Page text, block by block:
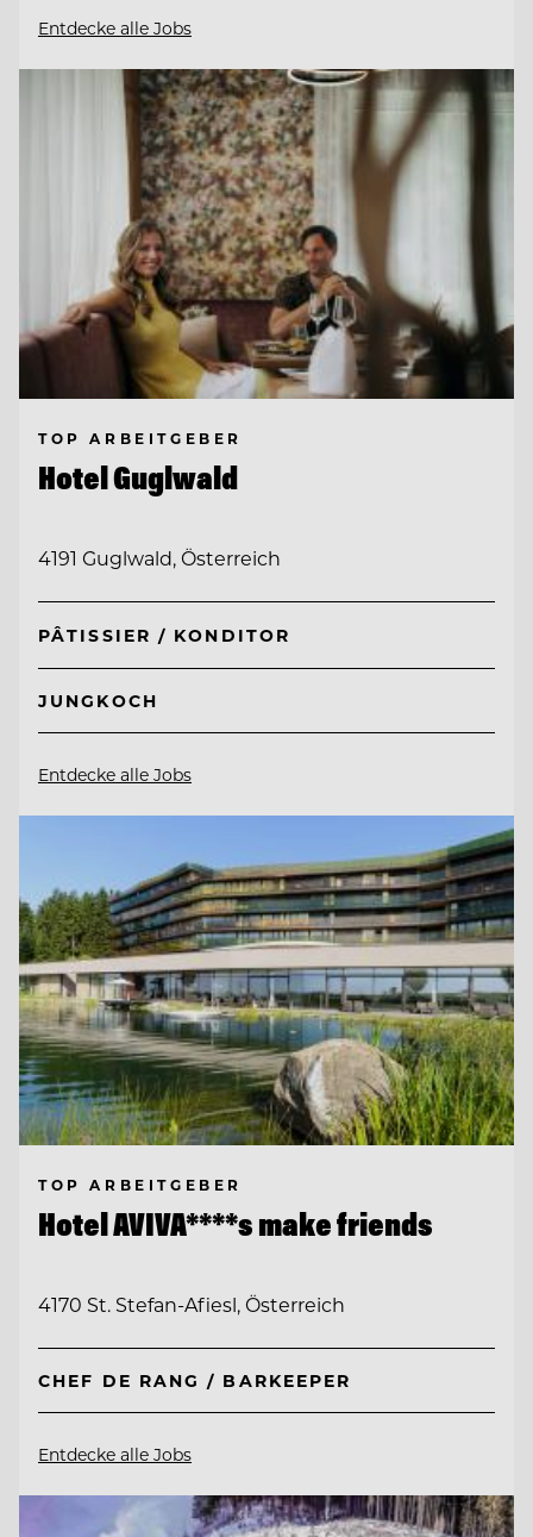
Entdecke alle Jobs
TOP ARBEITGEBER
Hotel Guglwald
4191 Guglwald, Österreich
PÂTISSIER / KONDITOR
JUNGKOCH
Entdecke alle Jobs
TOP ARBEITGEBER
Hotel AVIVA****s make friends
4170 St. Stefan-Afiesl, Österreich
CHEF DE RANG / BARKEEPER
Entdecke alle Jobs